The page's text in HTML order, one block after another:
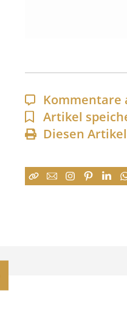
Kommentare
Artikel
Diesen